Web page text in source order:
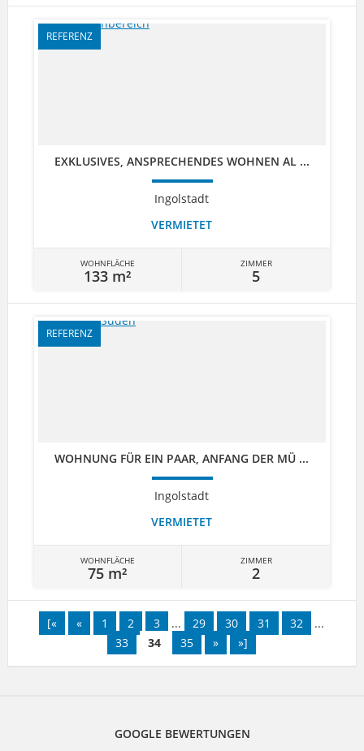
REFERENZ
EXKLUSIVES, ANSPRECHENDES WOHNEN AL ...
Ingolstadt
VERMIETET
WOHNFLÄCHE
133 m²
ZIMMER
5
REFERENZ
WOHNUNG FÜR EIN PAAR, ANFANG DER MÜ ...
Ingolstadt
VERMIETET
WOHNFLÄCHE
75 m²
ZIMMER
2
[« « 1 2 3 ... 29 30 31 32
...
33
34 35 » »]
GOOGLE BEWERTUNGEN